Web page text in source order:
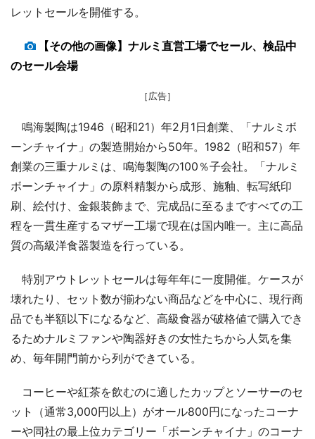
レットセールを開催する。
【その他の画像】ナルミ直営工場でセール、検品中
のセール会場
［広告］
鳴海製陶は1946（昭和21）年2月1日創業、「ナルミボ
ーンチャイナ」の製造開始から50年。1982（昭和57）年
創業の三重ナルミは、鳴海製陶の100％子会社。「ナルミ
ボーンチャイナ」の原料精製から成形、施釉、転写紙印
刷、絵付け、金銀装飾まで、完成品に至るまですべての工
程を一貫生産するマザー工場で現在は国内唯一。主に高品
質の高級洋食器製造を行っている。
特別アウトレットセールは毎年年に一度開催。ケースが
壊れたり、セット数が揃わない商品などを中心に、現行商
品でも半額以下になるなど、高級食器が破格値で購入でき
るためナルミファンや陶器好きの女性たちから人気を集
め、毎年開門前から列ができている。
コーヒーや紅茶を飲むのに適したカップとソーサーのセ
ット（通常3,000円以上）がオール800円になったコーナ
ーや同社の最上位カテゴリー「ボーンチャイナ」のコーナ